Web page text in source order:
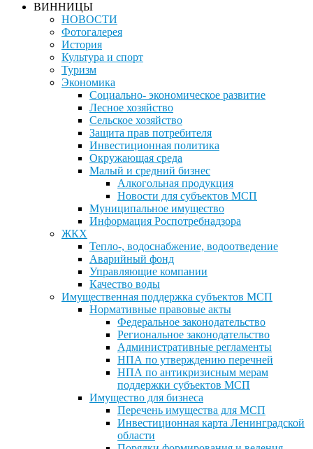
ВИННИЦЫ
НОВОСТИ
Фотогалерея
История
Культура и спорт
Туризм
Экономика
Социально- экономическое развитие
Лесное хозяйство
Сельское хозяйство
Защита прав потребителя
Инвестиционная политика
Окружающая среда
Малый и средний бизнес
Алкогольная продукция
Новости для субъектов МСП
Муниципальное имущество
Информация Роспотребнадзора
ЖКХ
Тепло-, водоснабжение, водоотведение
Аварийный фонд
Управляющие компании
Качество воды
Имущественная поддержка субъектов МСП
Нормативные правовые акты
Федеральное законодательство
Региональное законодательство
Административные регламенты
НПА по утверждению перечней
НПА по антикризисным мерам
поддержки субъектов МСП
Имущество для бизнеса
Перечень имущества для МСП
Инвестиционная карта Ленинградской
области